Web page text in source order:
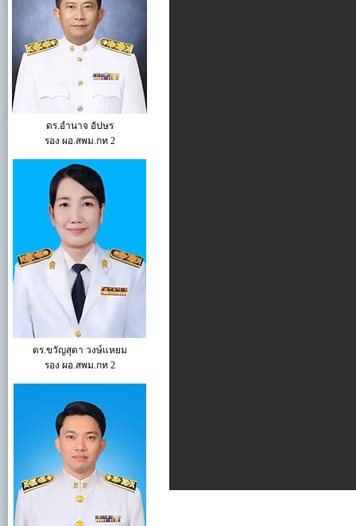
ดร.อำนาจ อัปษร
รอง ผอ.สพม.กท 2
ดร.ขวัญสุดา วงษ์แหยม
รอง ผอ.สพม.กท 2